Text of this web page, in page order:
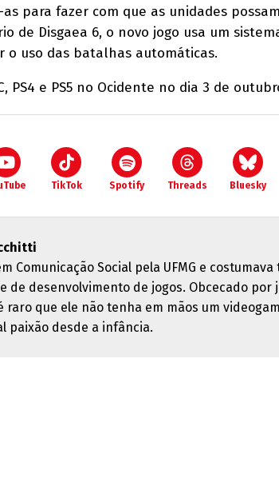
para fazer com que as unidades
de Disgaea 6, o novo jogo usa um
o uso das batalhas automáticas.
PS4 e PS5 no Ocidente no dia 3 de
TikTok Spotify Threads Bluesky
Comunicação Social pela UFMG e
de desenvolvimento de jogos. Obcecado por
raro que ele não tenha em mãos um
paixão desde a infância.